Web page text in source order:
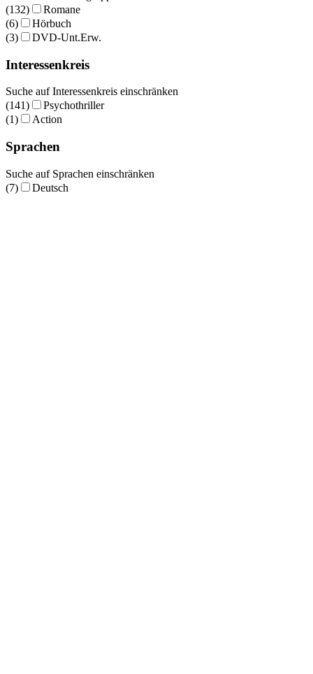
(132)
Romane
(6)
Hörbuch
(3)
DVD-Unt.Erw.
Interessenkreis
Suche auf Interessenkreis einschränken
(141)
Psychothriller
(1)
Action
Sprachen
Suche auf Sprachen einschränken
(7)
Deutsch